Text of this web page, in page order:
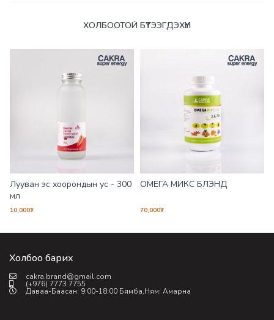
ХОЛБООТОЙ БҮТЭЭГДЭХҮҮН
Лууван эс хоорондын ус - 300
мл
10,000₮
ОМЕГА МИКС БЛЭНД
70,000₮
Холбоо барих
cakra.brand@gmail.com
(+976) 7773 7755
Даваа-Баасан: 9:00-18:00 Бямба,Ням: Амарна